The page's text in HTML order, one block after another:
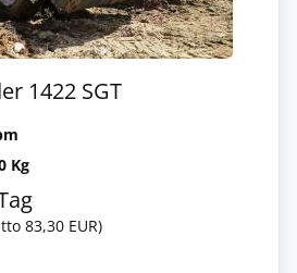
1422 SGT
Kg
83,30 EUR)